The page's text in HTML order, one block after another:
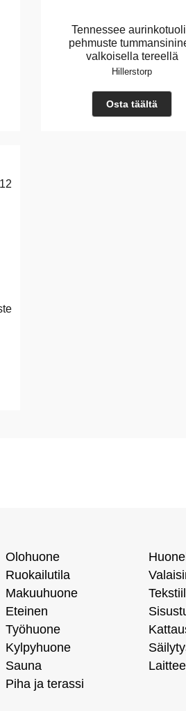
Tennessee
pehmuste
valkoisella tereellä
Hillerstorp
Osta täältä
Olohuone
Ruokailutila
Makuuhuone
Eteinen
Työhuone
Kylpyhuone
Sauna
Piha ja terassi